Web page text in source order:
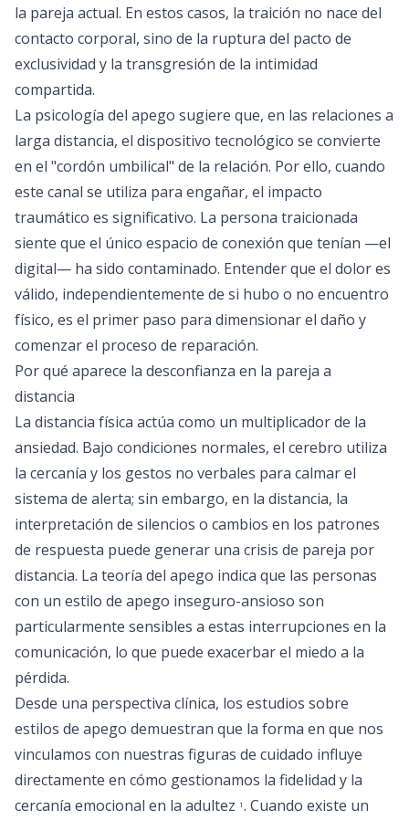
la pareja actual. En estos casos, la traición no nace del
contacto corporal, sino de la ruptura del pacto de
exclusividad y la transgresión de la intimidad
compartida.
La psicología del apego sugiere que, en las relaciones a
larga distancia, el dispositivo tecnológico se convierte
en el "cordón umbilical" de la relación. Por ello, cuando
este canal se utiliza para engañar, el impacto
traumático es significativo. La persona traicionada
siente que el único espacio de conexión que tenían —el
digital— ha sido contaminado. Entender que el dolor es
válido, independientemente de si hubo o no encuentro
físico, es el primer paso para dimensionar el daño y
comenzar el proceso de reparación.
Por qué aparece la desconfianza en la pareja a
distancia
La distancia física actúa como un multiplicador de la
ansiedad. Bajo condiciones normales, el cerebro utiliza
la cercanía y los gestos no verbales para calmar el
sistema de alerta; sin embargo, en la distancia, la
interpretación de silencios o cambios en los patrones
de respuesta puede generar una crisis de pareja por
distancia. La teoría del apego indica que las personas
con un estilo de apego inseguro-ansioso son
particularmente sensibles a estas interrupciones en la
comunicación, lo que puede exacerbar el miedo a la
pérdida.
Desde una perspectiva clínica, los estudios sobre
estilos de apego demuestran que la forma en que nos
vinculamos con nuestras figuras de cuidado influye
directamente en cómo gestionamos la fidelidad y la
cercanía emocional en la adultez 1. Cuando existe un